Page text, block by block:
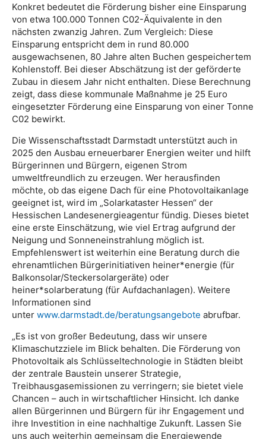
Konkret bedeutet die Förderung bisher eine Einsparung
von etwa 100.000 Tonnen C02-Äquivalente in den
nächsten zwanzig Jahren. Zum Vergleich: Diese
Einsparung entspricht dem in rund 80.000
ausgewachsenen, 80 Jahre alten Buchen gespeichertem
Kohlenstoff. Bei dieser Abschätzung ist der geförderte
Zubau in diesem Jahr nicht enthalten. Diese Berechnung
zeigt, dass diese kommunale Maßnahme je 25 Euro
eingesetzter Förderung eine Einsparung von einer Tonne
C02 bewirkt.
Die Wissenschaftsstadt Darmstadt unterstützt auch in
2025 den Ausbau erneuerbarer Energien weiter und hilft
Bürgerinnen und Bürgern, eigenen Strom
umweltfreundlich zu erzeugen. Wer herausfinden
möchte, ob das eigene Dach für eine Photovoltaikanlage
geeignet ist, wird im „Solarkataster Hessen“ der
Hessischen Landesenergieagentur fündig. Dieses bietet
eine erste Einschätzung, wie viel Ertrag aufgrund der
Neigung und Sonneneinstrahlung möglich ist.
Empfehlenswert ist weiterhin eine Beratung durch die
ehrenamtlichen Bürgerinitiativen heiner*energie (für
Balkonsolar/Steckersolargeräte) oder
heiner*solarberatung (für Aufdachanlagen). Weitere
Informationen sind
unter www.darmstadt.de/beratungsangebote abrufbar.
„Es ist von großer Bedeutung, dass wir unsere
Klimaschutzziele im Blick behalten. Die Förderung von
Photovoltaik als Schlüsseltechnologie in Städten bleibt
der zentrale Baustein unserer Strategie,
Treibhausgasemissionen zu verringern; sie bietet viele
Chancen – auch in wirtschaftlicher Hinsicht. Ich danke
allen Bürgerinnen und Bürgern für ihr Engagement und
ihre Investition in eine nachhaltige Zukunft. Lassen Sie
uns auch weiterhin gemeinsam die Energiewende